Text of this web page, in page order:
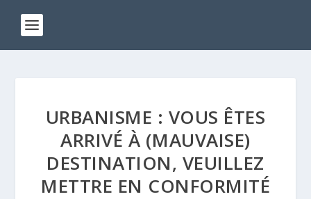
URBANISME : VOUS ÊTES
ARRIVÉ À (MAUVAISE)
DESTINATION, VEUILLEZ
METTRE EN CONFORMITÉ